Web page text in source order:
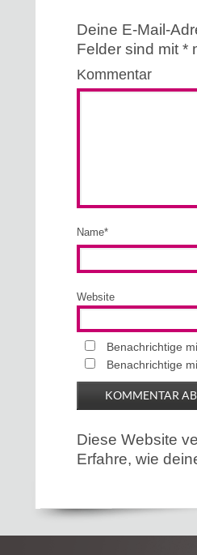
Deine E-Mail-
Felder sind mit *
Kommentar
Name*
Website
Benachrichtige
Benachrichtige
Diese Website
Erfahre, wie